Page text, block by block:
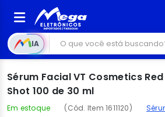
IA
Sérum Facial VT Cosmetics
Shot 100 de 30 ml
Em estoque (Cód. Item 1611120)